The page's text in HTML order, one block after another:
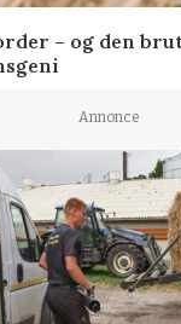
– og den
Annonce